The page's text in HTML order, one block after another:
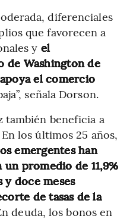
diferenciales
que favorecen a
y el
Washington de
el comercio
señala Dorson.
también beneficia a
los últimos 25 años,
emergentes han
promedio de 11,9%
y doce meses
de tasas de la
deuda, los bonos en